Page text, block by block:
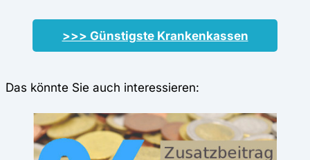
>>> Günstigste Krankenkassen
Das könnte Sie auch interessieren: